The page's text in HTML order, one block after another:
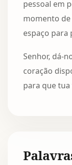
pessoal em
momento
espaço para
Senhor, dá-
coração
para que tua